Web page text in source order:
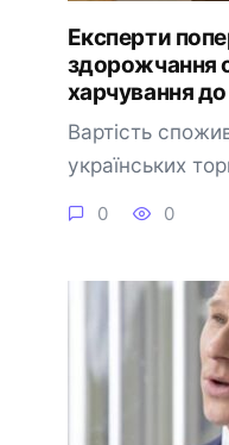
Експерти
здорожчання
харчування до
Вартість
українських
0 0